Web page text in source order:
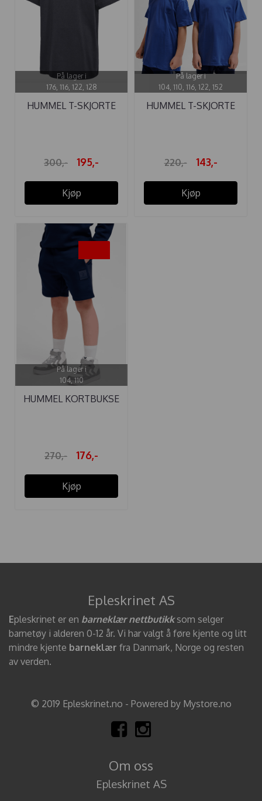
På lager i
176, 116, 122, 128
HUMMEL T-SKJORTE
300,- 195,-
Kjøp
På lager i
104, 110, 116, 122, 152
HUMMEL T-SKJORTE
220,- 143,-
Kjøp
På lager i
104, 110
HUMMEL KORTBUKSE
270,- 176,-
Kjøp
Epleskrinet AS
Epleskrinet er en barneklær nettbutikksom selger
barnetøy i alderen 0-12 år. Vi har valgt å føre kjente og litt
mindre kjente barneklær fra Danmark, Norge og resten
av verden.
© 2019 Epleskrinet.no - Powered by Mystore.no
Om oss
Epleskrinet AS